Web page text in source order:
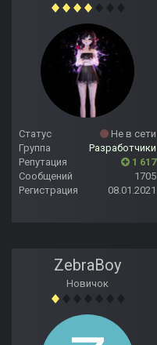
Статус
Не в сети
Группа
Разработчики
Репутация
1 617
Сообщений
1705
Регистрация
08.01.2021
ZebraBoy
Новичок